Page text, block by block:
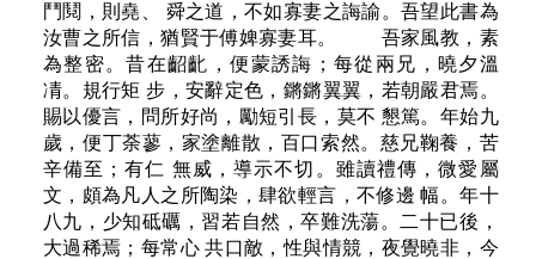
鬥鬩，則堯、 舜之道，不如寡妻之誨諭。吾望此書為
汝曹之所信，猶賢于傅婢寡妻耳。 吾家風教，素
為整密。昔在齠齔，便蒙誘誨；每從兩兄，曉夕溫
凊。規行矩 步，安辭定色，鏘鏘翼翼，若朝嚴君焉。
賜以優言，問所好尚，勵短引長，莫不 懇篤。年始九
歲，便丁荼蓼，家塗離散，百口索然。慈兄鞠養，苦
辛備至；有仁 無威，導示不切。雖讀禮傳，微愛屬
文，頗為凡人之所陶染，肆欲輕言，不修邊 幅。年十
八九，少知砥礪，習若自然，卒難洗蕩。二十已後，
大過稀焉；每常心 共口敵，性與情競，夜覺曉非，今